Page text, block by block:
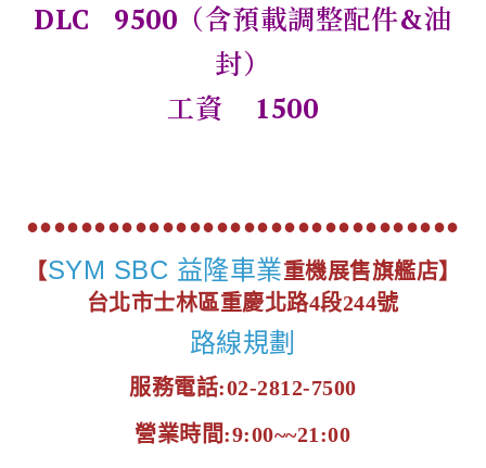
DLC 9500（含預載調整配件&油
封）
工資 1500
●●●●●●●●●●●●●●●●●●●●●●●●●●●●●●●●
【SYM SBC 益隆車業重機展售旗艦店】
台北市士林區重慶北路4段244號
路線規劃
服務電話:02-2812-7500
營業時間:9:00~~21:00